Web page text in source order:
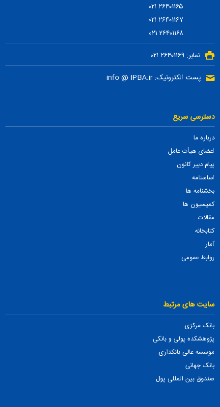
۲۶۴۰۱۱۶۷ ۰۲۱
۲۶۴۰۱۱۶۸ ۰۲۱
نمابر: ۲۶۴۰۱۱۶۹ ۰۲۱
پست الکترونیک: info @ IPBA.ir
دسترسی سریع
درباره ما
اعضای هیأت عامل
پیام دبیر کانون
اساسنامه
بخشنامه ها
کمیسیون ها
مقالات
کتابخانه
آمار
روابط عمومی
سایت های مرتبط
بانک مرکزی
پژوهشکده پولی و بانکی
موسسه عالی بانکداری
بانک جهانی
صندوق بین المللی پول